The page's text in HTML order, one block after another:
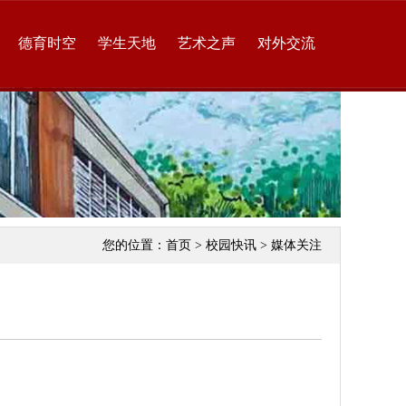
德育时空 学生天地 艺术之声 对外交流
您的位置： 首页 > 校园快讯 > 媒体关注